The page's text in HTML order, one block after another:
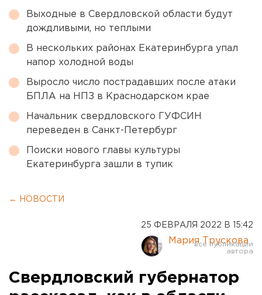
Выходные в Свердловской области будут
дождливыми, но теплыми
В нескольких районах Екатеринбурга упал
напор холодной воды
Выросло число пострадавших после атаки
БПЛА на НПЗ в Краснодарском крае
Начальник свердловского ГУФСИН
переведен в Санкт-Петербург
Поиски нового главы культуры
Екатеринбурга зашли в тупик
← НОВОСТИ
25 ФЕВРАЛЯ 2022 В 15:42
Мария Трускова
Свердловский губернатор